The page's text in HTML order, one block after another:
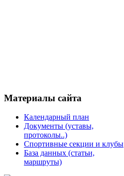
Материалы сайта
Календарный план
Документы (уставы,
протоколы..)
Спортивные секции и клубы
База данных (статьи,
маршруты)